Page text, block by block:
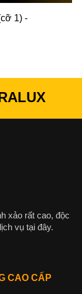
1) -
xảo rất cao, độc
vụ tại đây.
CAO CẤP